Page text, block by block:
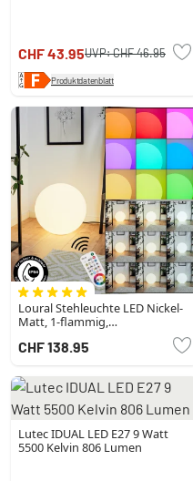
CHF 43.95UVP:CHF 46.95
Produktdatenblatt
Loural Stehleuchte LED Nickel-
Matt, 1-flammig,
Fernbedienung, Farbwechsler
CHF 138.95
Lutec IDUAL LED E27 9 Watt
5500 Kelvin 806 Lumen